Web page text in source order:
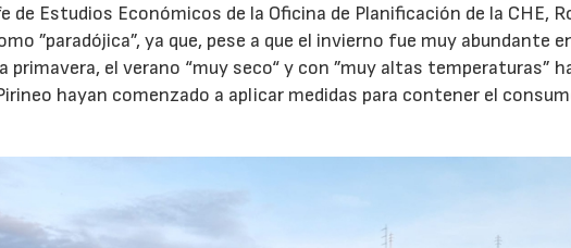
de Estudios Económicos de la Oficina de Planificación de la CHE,
”paradójica”, ya que, pese a que el invierno fue muy abundante
el verano “muy seco“ y con ”muy altas temperaturas”
hayan comenzado a aplicar medidas para contener el